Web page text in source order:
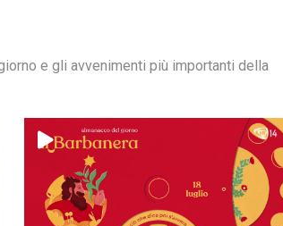
e gli avvenimenti più importanti della